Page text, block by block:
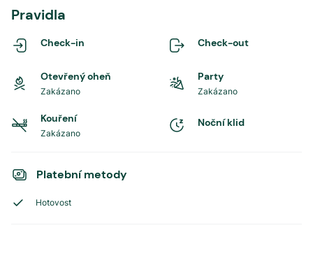
Pravidla
Check-in Check-out
Otevřený oheň
Zakázano
Party
Zakázano
Kouření
Zakázano
Noční klid
Platební metody
Hotovost